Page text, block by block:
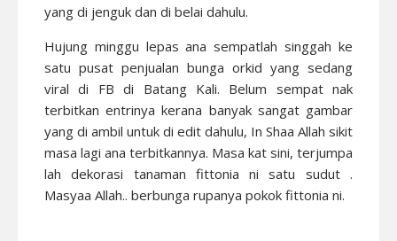
yang di jenguk dan di belai dahulu.
Hujung minggu lepas ana sempatlah singgah ke
satu pusat penjualan bunga orkid yang sedang
viral di FB di Batang Kali. Belum sempat nak
terbitkan entrinya kerana banyak sangat gambar
yang di ambil untuk di edit dahulu, In Shaa Allah sikit
masa lagi ana terbitkannya. Masa kat sini, terjumpa
lah dekorasi tanaman fittonia ni satu sudut .
Masyaa Allah.. berbunga rupanya pokok fittonia ni.